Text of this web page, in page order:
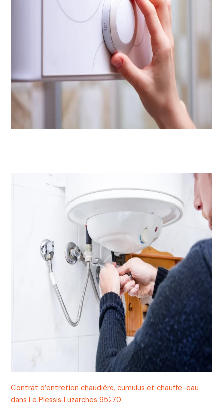
Contrat d’entretien chaudière, cumulus et chauffe-eau
dans Le Plessis‑Luzarches 95270